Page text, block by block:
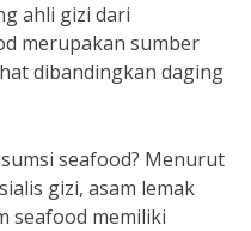
ahli gizi dari
merupakan sumber
dibandingkan daging
seafood? Menurut
gizi, asam lemak
seafood memiliki